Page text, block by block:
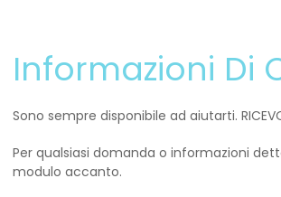
Informazioni Di
Sono sempre disponibile ad aiutarti. RICEVO
Per qualsiasi domanda o informazioni
modulo accanto.